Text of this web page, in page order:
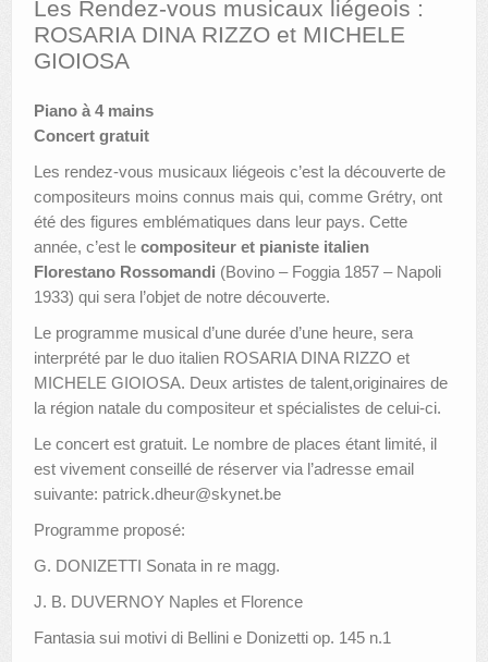
AUTRES LIEUX
PUBLICATIONS
LES APPELS À PROJETS
LE PORTAIL DES COLLECTIONS
Les Rendez-vous musicaux liégeois :
ROSARIA DINA RIZZO et MICHELE
GIOIOSA
Piano à 4 mains
Concert gratuit
Les rendez-vous musicaux liégeois c’est la découverte de
compositeurs moins connus mais qui, comme Grétry, ont
été des figures emblématiques dans leur pays. Cette
année, c’est le compositeur et pianiste italien
Florestano Rossomandi (Bovino – Foggia 1857 – Napoli
1933) qui sera l’objet de notre découverte.
Le programme musical d’une durée d’une heure, sera
interprété par le duo italien ROSARIA DINA RIZZO et
MICHELE GIOIOSA. Deux artistes de talent,originaires de
la région natale du compositeur et spécialistes de celui-ci.
Le concert est gratuit. Le nombre de places étant limité, il
est vivement conseillé de réserver via l’adresse email
suivante: patrick.dheur@skynet.be
Programme proposé:
G. DONIZETTI Sonata in re magg.
J. B. DUVERNOY Naples et Florence
Fantasia sui motivi di Bellini e Donizetti op. 145 n.1